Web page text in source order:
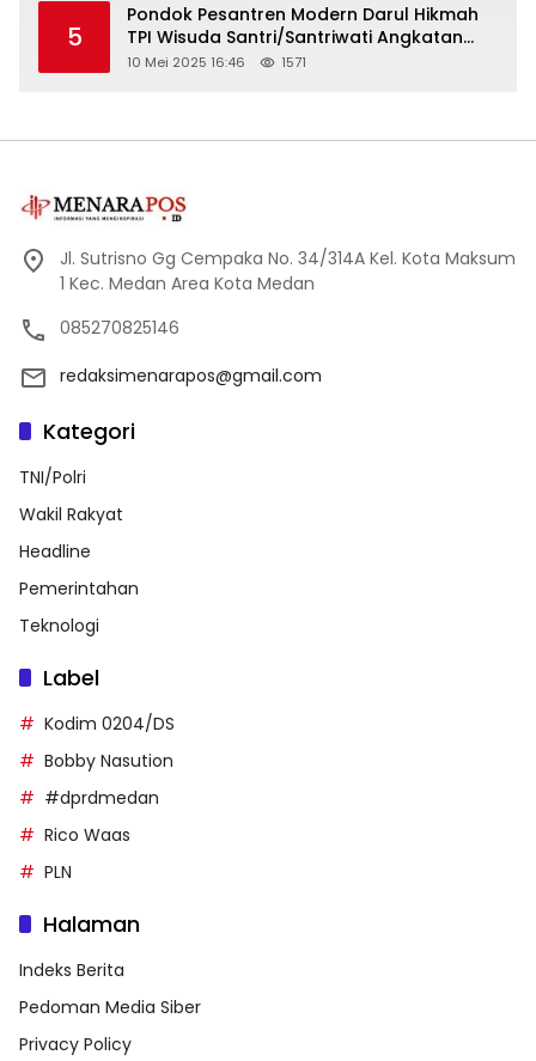
5
Pondok Pesantren Modern Darul Hikmah
TPI Wisuda Santri/Santriwati Angkatan
XXXIII
10 Mei 2025 16:46 1571
Jl. Sutrisno Gg Cempaka No. 34/314A Kel. Kota Maksum
1 Kec. Medan Area Kota Medan
085270825146
redaksimenarapos@gmail.com
Kategori
TNI/Polri
Wakil Rakyat
Headline
Pemerintahan
Teknologi
Label
Kodim 0204/DS
Bobby Nasution
#dprdmedan
Rico Waas
PLN
Halaman
Indeks Berita
Pedoman Media Siber
Privacy Policy